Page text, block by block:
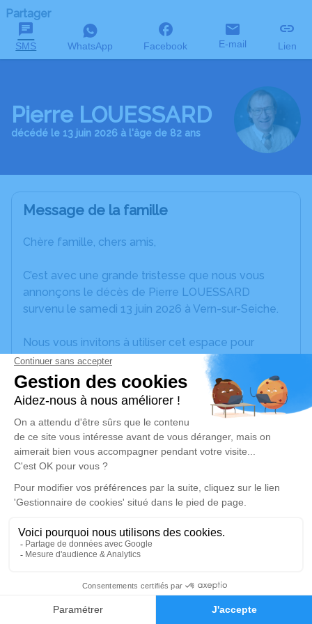
Faire-part Hommages
Partager
SMS WhatsApp Facebook E-mail Lien
Pierre LOUESSARD
décédé le 13 juin 2026 à l'âge de 82 ans
Message de la famille
Chère famille, chers amis,
C’est avec une grande tristesse que nous vous
annonçons le décès de Pierre LOUESSARD
survenu le samedi 13 juin 2026 à Vern-sur-Seiche.
Nous vous invitons à utiliser cet espace pour
laisser vos condoléances, partager des photos
souvenirs, une anecdote ou exprimer vos pensées
à travers des poèmes ou des textes. Cet endroit
est un lieu d'expression dédié à honorer la
mémoire de Pierre LOUESSARD.
Un service de plantation d’arbre hommage est
disponible ici
Cérémonie civile
Crematorium Rennes Metropole de Vern-sur-
Seiche